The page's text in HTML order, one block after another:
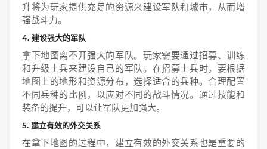
升将为玩家提供充足的资源来建设军队和城市，从而增
强战斗力。
4. 建设强大的军队
拿下地图离不开强大的军队。玩家需要通过招募、训练
和升级士兵来建设自己的军队。在招募士兵时，要根据
地图上的地形和资源分布，选择适合的兵种。合理配置
不同兵种的比例，以应对不同的战斗情况。通过技能和
装备的提升，可以让军队更加强大。
5. 建立有效的外交关系
在拿下地图的过程中，建立有效的外交关系也是重要的